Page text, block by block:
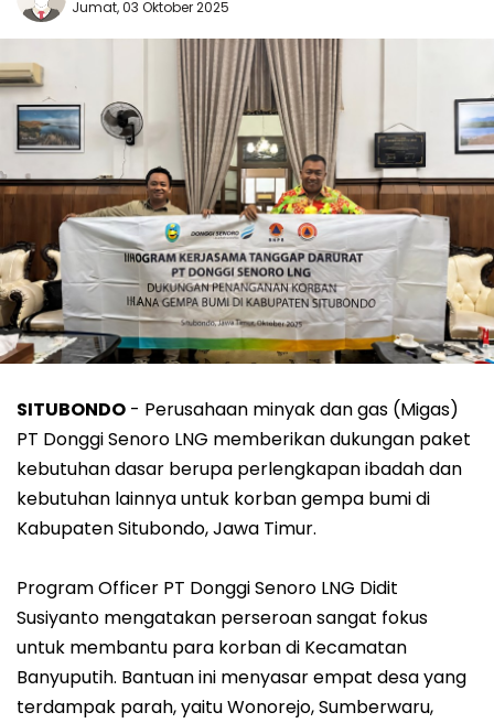
Jumat, 03 Oktober 2025
SITUBONDO - Perusahaan minyak dan gas (Migas)
PT Donggi Senoro LNG memberikan dukungan paket
kebutuhan dasar berupa perlengkapan ibadah dan
kebutuhan lainnya untuk korban gempa bumi di
Kabupaten Situbondo, Jawa Timur.
Program Officer PT Donggi Senoro LNG Didit
Susiyanto mengatakan perseroan sangat fokus
untuk membantu para korban di Kecamatan
Banyuputih. Bantuan ini menyasar empat desa yang
terdampak parah, yaitu Wonorejo, Sumberwaru,